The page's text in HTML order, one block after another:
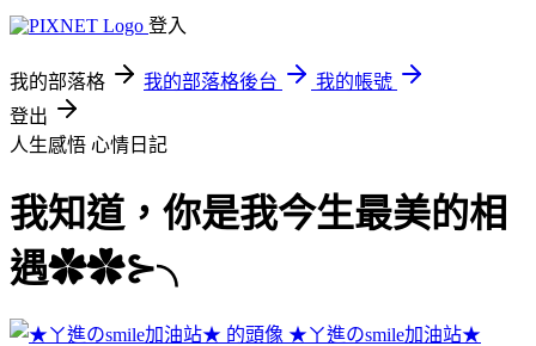
登入
我的部落格 我的部落格後台
我的帳號
登出
人生感悟 心情日記
我知道，你是我今生最美的相
遇✿✿⊱╮
★ㄚ進のsmile加油站★